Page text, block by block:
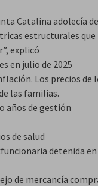
Catalina adolecía de
estructurales que
explicó
en julio de 2025
Los precios de
las familias.
años de gestión
de salud
detenida en
de mercancía